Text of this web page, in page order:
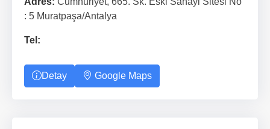
: 5 Muratpaşa/Antalya
Tel:
Detay Google Maps